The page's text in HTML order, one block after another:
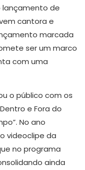
lançamento de
cantora e
marcada
ser um marco
com uma
o público com os
e Fora do
No ano
videoclipe da
no programa
ainda